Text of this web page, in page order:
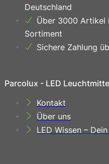
Deutschland
Über 3000 Artikel
Sortiment
Sichere Zahlung
Parcolux - LED
Kontakt
Über uns
LED Wissen –